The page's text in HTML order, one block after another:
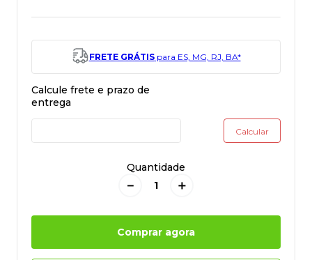
FRETE GRÁTISpara ES, MG, RJ, BA*
Quantidade
＋
－
Comprar agora